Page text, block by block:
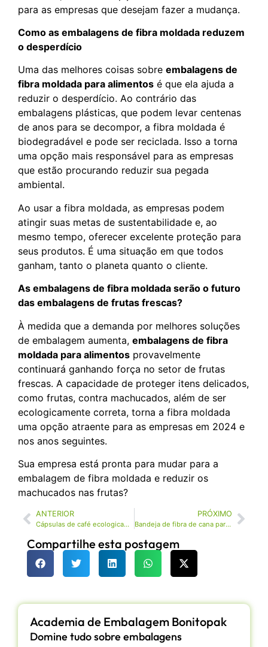
para as empresas que desejam fazer a mudança.
Como as embalagens de fibra moldada reduzem
o desperdício
Uma das melhores coisas sobre embalagens de
fibra moldada para alimentos é que ela ajuda a
reduzir o desperdício. Ao contrário das
embalagens plásticas, que podem levar centenas
de anos para se decompor, a fibra moldada é
biodegradável e pode ser reciclada. Isso a torna
uma opção mais responsável para as empresas
que estão procurando reduzir sua pegada
ambiental.
Ao usar a fibra moldada, as empresas podem
atingir suas metas de sustentabilidade e, ao
mesmo tempo, oferecer excelente proteção para
seus produtos. É uma situação em que todos
ganham, tanto o planeta quanto o cliente.
As embalagens de fibra moldada serão o futuro
das embalagens de frutas frescas?
À medida que a demanda por melhores soluções
de embalagem aumenta, embalagens de fibra
moldada para alimentos provavelmente
continuará ganhando força no setor de frutas
frescas. A capacidade de proteger itens delicados,
como frutas, contra machucados, além de ser
ecologicamente correta, torna a fibra moldada
uma opção atraente para as empresas em 2024 e
nos anos seguintes.
Sua empresa está pronta para mudar para a
embalagem de fibra moldada e reduzir os
machucados nas frutas?
ANTERIOR
Cápsulas de café ecologicamente corretas: Elas valem a pena?
PRÓXIMO
Bandeja de fibra de cana para embalagem de alimentos: Segura, higiênica e compostável
Compartilhe esta postagem
Academia de Embalagem Bonitopak
Domine tudo sobre embalagens